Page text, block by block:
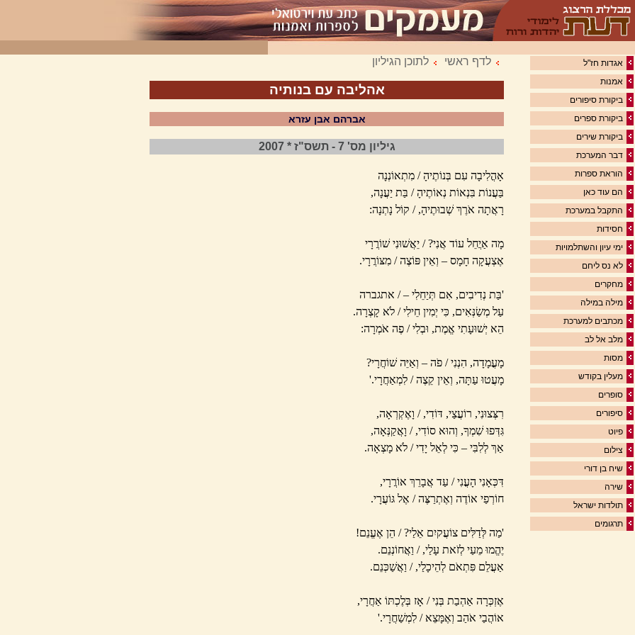
אגדות חז"ל
אמנות
ביקורת סיפורים
ביקורת ספרים
ביקורת שירים
דבר המערכת
הוראת ספרות
הם עוד כאן
התקבל במערכת
חסידות
ימי עיון והשתלמויות
לא נס ליחם
מחקרים
מילה במילה
מכתבים למערכת
מלב אל לב
מסות
מעלין בקודש
סופרים
סיפורים
פיוט
צילום
שיח בן דורי
שירה
תולדות ישראל
תרגומים
לדף ראשי לתוכן הגיליון
אהליבה עם בנותיה
אברהם אבן עזרא
גיליון מס' 7 - תשס"ז * 2007
אָהֳלִיבָה עִם בְּנוֹתֶיהָ / מִתְאוֹנְנָה
בַּעֲנוֹת בִּנְאוֹת נְאוֹתֶיהָ / בַּת יַעֲנָה,
רָאֲתָה אֹרֶךְ שְׁבוּתֶיהָ, / קוֹל נָתְנָה:
מָה אַיֲחֵל עוֹד אֲנִי? / יֵאֲשׁוּנִי שׁוֹרֲרָי
אֶצְעֲקָה חָמָס – וְאֵין פּוֹצֶה / מִצּוֹרֲרָי.
'בַּת נְדִיבִים, אִם תְּיַחֵלִי – / אתגברה
עַל מְשַׂנְּאִים, כִּי יְמִין חֵילִי / לֹא קָצְרָה.
הֵא יְשׁוּעָתִי אֱמֶת, וּבְלִי / פֶה אֹמְרָה:
מָעֳמָדָה, הִנְנִי / פֹה – וְאַיֵּה שׁוֹחֲרָי?
מָעֲטוּ עַתָּה, וְאֵין קֵצֶה / לִמְאַחֲרָי.'
רִצְּצוּנִי, רוֹעֲצַי, דּוֹדִי, / וָאֶקְרְאָה,
גִּדְּפוּ שִׁמְךָ, וְהוּא סוֹדִי, / וָאֲקַנְּאָה,
אַךְ לְלִבִּי – כִּי לְאֵל יָדִי / לֹא מָצְאָה.
דִּכְּאָנִי הָעֳנִי / עַד אֲבָרֵךְ אוֹרֲרָי,
חוֹרְפַי אוֹדֶה וְאֶתְרַצֶּה / אֶל גּוֹעֲרָי.
'מַה לְּדַלִּים צוֹעֲקיִם אֵלַי? / הֵן אֶעֱנֵם!
יֶהֱמוּ מֵעַי לְזֹאת עָלַי, / וַאֲחוֹנְנֵם.
אַעֲלֵם פִּתְאֹם לְהֵיכָלַי, / וַאֲשַׁכְּנֵם.
אֶזְכְּרָה אַהְבַת בְּנִי / אָז בְּלֶכְתּוֹ אַחֲרָי,
אוֹהֲבַי אֹהַב וְאֶמָּצֵא / לִמְשַׁחֲרָי.'